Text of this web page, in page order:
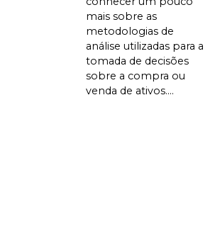
mais sobre as
metodologias de
análise utilizadas para a
tomada de decisões
sobre a compra ou
venda de ativos....